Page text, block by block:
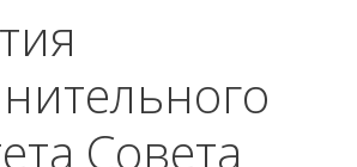
Совета